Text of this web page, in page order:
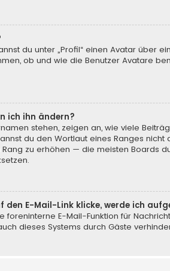
du unter „Profil“ einen Avatar über
ob und wie die Benutzer Avatare
ich ihn ändern?
stehen, zeigen an, wie viele
du den Wortlaut eines Ranges
zu erhöhen — die meisten Boards
den E-Mail-Link klicke, werde ich
foreninterne E-Mail-Funktion für
dieses Systems durch Gäste